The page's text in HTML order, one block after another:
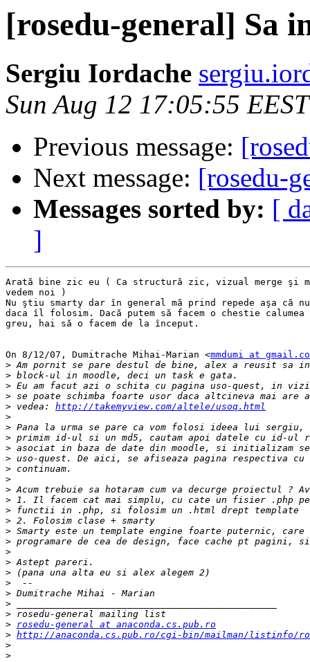
[rosedu-general] Sa
Sergiu Iordache
Sun Aug 12 17:05:55
Previous message:
Next message: [rosedu-
Messages sorted by: [
]
Arată bine zic eu ( Ca structură zic, vizual merge şi
vedem noi )
Nu ştiu smarty dar în general mă prind repede aşa că nu
daca îl folosim. Dacă putem să facem o chestie
greu, hai să o facem de la început.
On 8/12/07, Dumitrache Mihai-Marian <mmdumi at
>
>
>
>
> vedea: http://takemyview.com/altele/usoq.html
>
>
>
>
>
>
>
>
>
>
>
>
>
>
>
>
>
>
>
>
> rosedu-general at anaconda.cs.pub.ro
> http://anaconda.cs.pub.ro/cgi-bin/mailman/listinfo/
>
>